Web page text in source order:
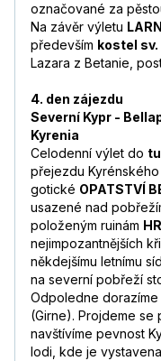
označované za
Na závěr výletu
především kostel sv.
Lazara z Betanie,
4. den zájezdu
Severní Kypr -
Kyrenia
Celodenní výlet do
přejezdu
gotické OPATSTVÍ
usazené nad
položeným ruinám
nejimpozantnějších
někdejšímu letnímu
na severní pobřeží
Odpoledne dorazíme
(Girne). Projdeme se
navštívíme pevnost
lodi, kde je